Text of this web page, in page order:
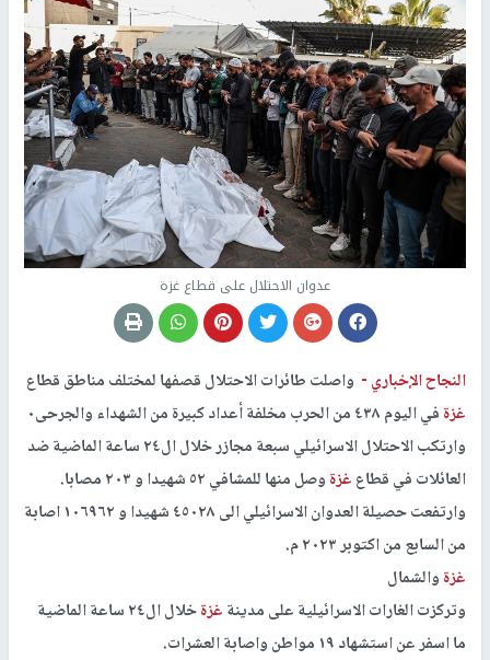
عدوان الاحتلال على قطاع غزة
النجاح الإخباري - واصلت طائرات الاحتلال قصفها لمختلف مناطق قطاع
غزةفي اليوم ٤٣٨ من الحرب مخلفة أعداد كبيرة من الشهداء والجرحى٠
وارتكب الاحتلال الاسرائيلي سبعة مجازر خلال ال٢٤ ساعة الماضية ضد
العائلات في قطاعغزةوصل منها للمشافي ٥٢ شهيدا و ٢٠٣ مصابا.
وارتفعت حصيلة العدوان الاسرائيلي الى ٤٥٠٢٨ شهيدا و ١٠٦٩٦٢ اصابة
من السابع من اكتوبر ٢٠٢٣ م.
غزةوالشمال
وتركزت الغارات الاسرائيلية على مدينةغزة
خلال ال٢٤ ساعة الماضية
ما اسفر عن استشهاد ١٩ مواطن واصابة العشرات.